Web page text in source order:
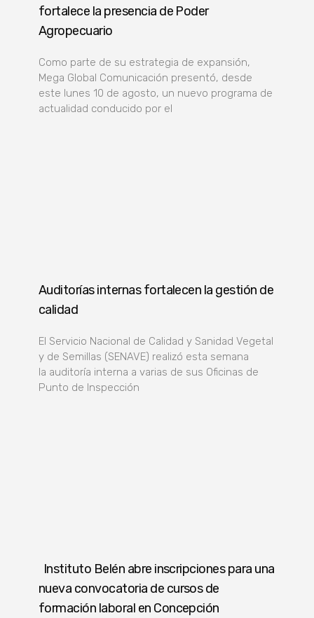
fortalece la presencia de Poder
Agropecuario
Como parte de su estrategia de expansión,
Mega Global Comunicación presentó, desde
este lunes 10 de agosto, un nuevo programa de
actualidad conducido por el
Auditorías internas fortalecen la gestión de
calidad
El Servicio Nacional de Calidad y Sanidad Vegetal
y de Semillas (SENAVE) realizó esta semana
la auditoría interna a varias de sus Oficinas de
Punto de Inspección
Instituto Belén abre inscripciones para una
nueva convocatoria de cursos de
formación laboral en Concepción